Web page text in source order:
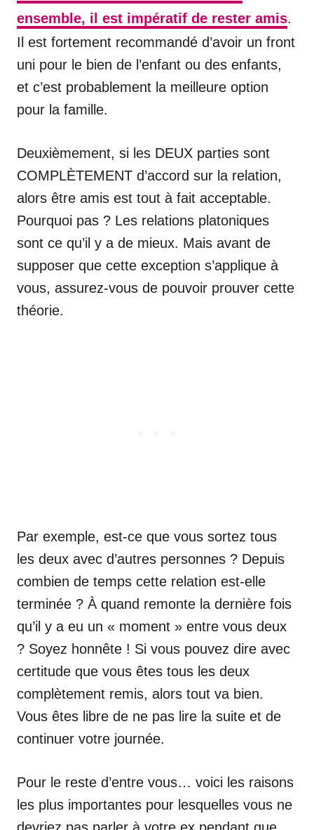
ensemble, il est impératif de rester amis.
Il est fortement recommandé d’avoir un front
uni pour le bien de l’enfant ou des enfants,
et c’est probablement la meilleure option
pour la famille.
Deuxièmement, si les DEUX parties sont
COMPLÈTEMENT d’accord sur la relation,
alors être amis est tout à fait acceptable.
Pourquoi pas ? Les relations platoniques
sont ce qu’il y a de mieux. Mais avant de
supposer que cette exception s’applique à
vous, assurez-vous de pouvoir prouver cette
théorie.
Par exemple, est-ce que vous sortez tous
les deux avec d’autres personnes ? Depuis
combien de temps cette relation est-elle
terminée ? À quand remonte la dernière fois
qu’il y a eu un « moment » entre vous deux
? Soyez honnête ! Si vous pouvez dire avec
certitude que vous êtes tous les deux
complètement remis, alors tout va bien.
Vous êtes libre de ne pas lire la suite et de
continuer votre journée.
Pour le reste d’entre vous… voici les raisons
les plus importantes pour lesquelles vous ne